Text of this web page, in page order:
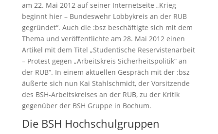
am 22. Mai 2012 auf seiner Internetseite „Krieg
beginnt hier – Bundeswehr Lobbykreis an der RUB
gegründet“. Auch die :bsz beschäftigte sich mit dem
Thema und veröffentlichte am 28. Mai 2012 einen
Artikel mit dem Titel „Studentische Reservistenarbeit
– Protest gegen „Arbeitskreis Sicherheitspolitik“ an
der RUB“. In einem aktuellen Gespräch mit der :bsz
äußerte sich nun Kai Stahlschmidt, der Vorsitzende
des BSH-Arbeitskreises an der RUB, zu der Kritik
gegenüber der BSH Gruppe in Bochum.
Die BSH Hochschulgruppen